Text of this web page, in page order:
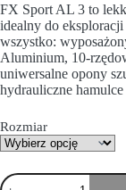
FX Sport AL 3 to
idealny do eksploracji
wszystko:
Aluminium, 10-
uniwersalne opony
hydrauliczne
Rozmiar